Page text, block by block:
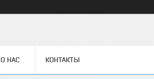
О НАС КОНТАКТЫ